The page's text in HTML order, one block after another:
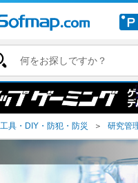
工具・DIY・防犯・防災 ＞ 研究管